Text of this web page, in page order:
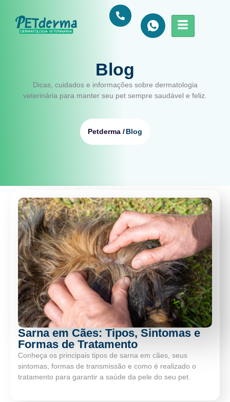
Blog
Dicas, cuidados e informações sobre dermatologia
veterinária para manter seu pet sempre saudável e feliz.
Petderma /Blog
Sarna em Cães: Tipos, Sintomas e
Formas de Tratamento
Conheça os principais tipos de sarna em cães, seus
sintomas, formas de transmissão e como é realizado o
tratamento para garantir a saúde da pele do seu pet.